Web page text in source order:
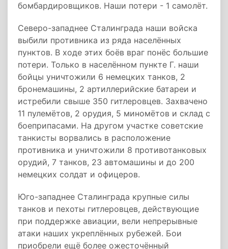
бомбардировщиков. Наши потери - 1 самолёт.
Северо-западнее Сталинграда наши войска
выбили противника из ряда населённых
пунктов. В ходе этих боёв враг понёс большие
потери. Только в населённом пункте Г. наши
бойцы уничтожили 6 немецких танков, 2
бронемашины, 2 артиллерийские батареи и
истребили свыше 350 гитлеровцев. Захвачено
11 пулемётов, 2 орудия, 5 миномётов и склад с
боеприпасами. На другом участке советские
танкисты ворвались в расположение
противника и уничтожили 8 противотанковых
орудий, 7 танков, 23 автомашины и до 200
немецких солдат и офицеров.
Юго-западнее Сталинграда крупные силы
танков и пехоты гитлеровцев, действующие
при поддержке авиации, вели непрерывные
атаки наших укреплённых рубежей. Бои
приобрели ещё более ожесточённый